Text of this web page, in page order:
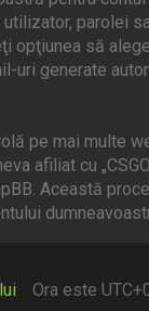
parolei
opţiunea să
uri generate
pe mai multe
afiliat cu
Această
Ora este